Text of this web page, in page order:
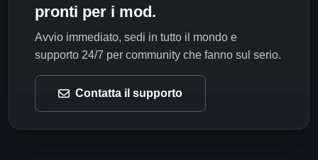
pronti per i mod.
Avvio immediato, sedi in tutto il mondo e
supporto 24/7 per community che fanno sul serio.
Contatta il supporto